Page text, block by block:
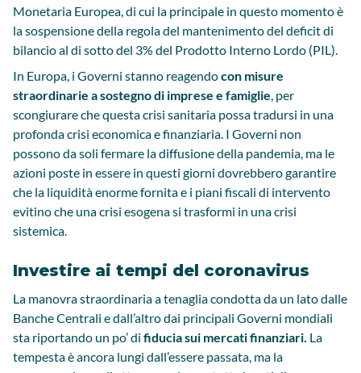
Monetaria Europea, di cui la principale in questo momento è
la sospensione della regola del mantenimento del deficit di
bilancio al di sotto del 3% del Prodotto Interno Lordo (PIL).
In Europa, i Governi stanno reagendocon misure
straordinarie a sostegno di imprese e famiglie, per
scongiurare che questa crisi sanitaria possa tradursi in una
profonda crisi economica e finanziaria. I Governi non
possono da soli fermare la diffusione della pandemia, ma le
azioni poste in essere in questi giorni dovrebbero garantire
che la liquidità enorme fornita e i piani fiscali di intervento
evitino che una crisi esogena si trasformi in una crisi
sistemica.
Investire ai tempi del coronavirus
La manovra straordinaria a tenaglia condotta da un lato dalle
Banche Centrali e dall’altro dai principali Governi mondiali
sta riportando un po’ di fiducia sui mercati finanziari. La
tempesta è ancora lungi dall’essere passata, ma la